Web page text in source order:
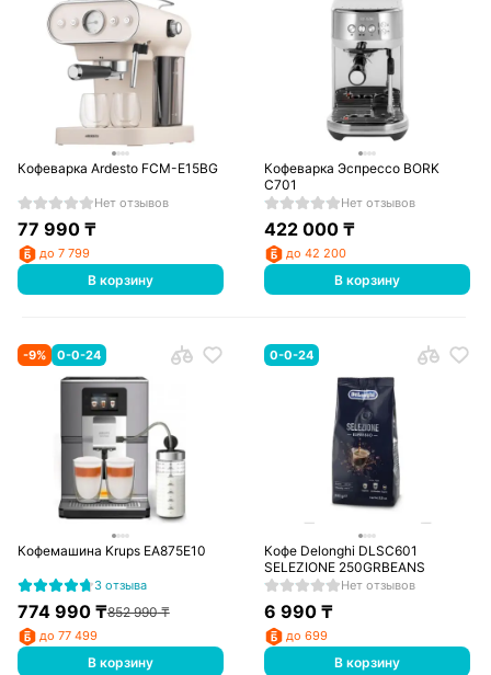
Кофеварка Ardesto FCM-E15BG
Нет отзывов
77 990₸
до 7 799
В корзину
Кофеварка Эспрессо BORK
C701
Нет отзывов
422 000 ₸
до 42 200
В корзину
-9% 0-0-24
Кофемашина Krups EA875E10
3 отзыва
774 990₸852 990₸
до 77 499
В корзину
0-0-24
Кофе Delonghi DLSC601
SELEZIONE 250GRBEANS
Нет отзывов
6 990 ₸
до 699
В корзину